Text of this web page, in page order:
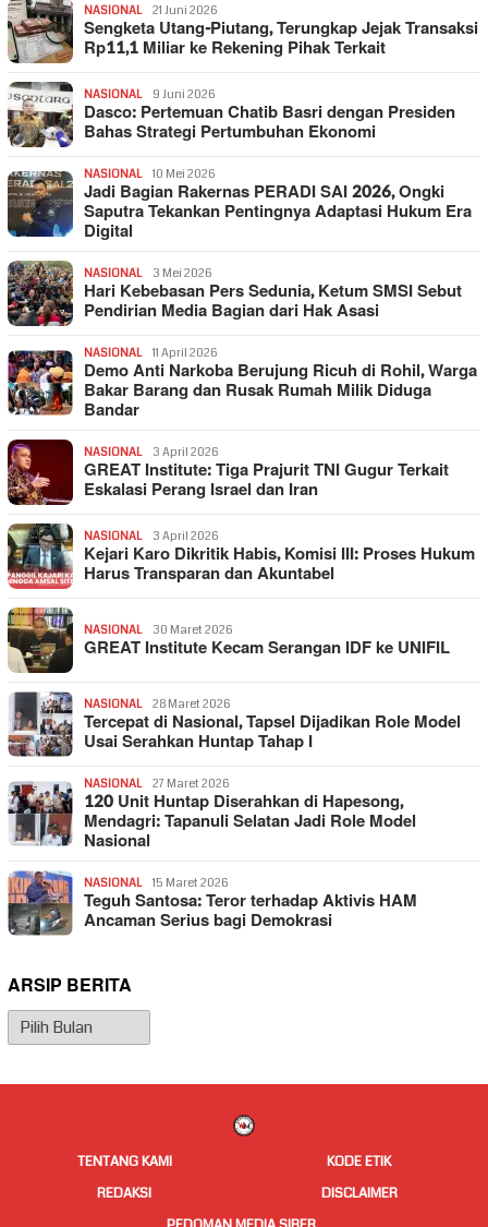
NASIONAL 21 Juni 2026
Sengketa Utang-Piutang, Terungkap Jejak Transaksi
Rp11,1 Miliar ke Rekening Pihak Terkait
NASIONAL 9 Juni 2026
Dasco: Pertemuan Chatib Basri dengan Presiden
Bahas Strategi Pertumbuhan Ekonomi
NASIONAL 10 Mei 2026
Jadi Bagian Rakernas PERADI SAI 2026, Ongki
Saputra Tekankan Pentingnya Adaptasi Hukum Era
Digital
NASIONAL 3 Mei 2026
Hari Kebebasan Pers Sedunia, Ketum SMSI Sebut
Pendirian Media Bagian dari Hak Asasi
NASIONAL 11 April 2026
Demo Anti Narkoba Berujung Ricuh di Rohil, Warga
Bakar Barang dan Rusak Rumah Milik Diduga
Bandar
NASIONAL 3 April 2026
GREAT Institute: Tiga Prajurit TNI Gugur Terkait
Eskalasi Perang Israel dan Iran
NASIONAL 3 April 2026
Kejari Karo Dikritik Habis, Komisi III: Proses Hukum
Harus Transparan dan Akuntabel
NASIONAL 30 Maret 2026
GREAT Institute Kecam Serangan IDF ke UNIFIL
NASIONAL 28 Maret 2026
Tercepat di Nasional, Tapsel Dijadikan Role Model
Usai Serahkan Huntap Tahap I
NASIONAL 27 Maret 2026
120 Unit Huntap Diserahkan di Hapesong,
Mendagri: Tapanuli Selatan Jadi Role Model
Nasional
NASIONAL 15 Maret 2026
Teguh Santosa: Teror terhadap Aktivis HAM
Ancaman Serius bagi Demokrasi
ARSIP BERITA
Arsip
Berita
TENTANG KAMI
KODE ETIK
REDAKSI
DISCLAIMER